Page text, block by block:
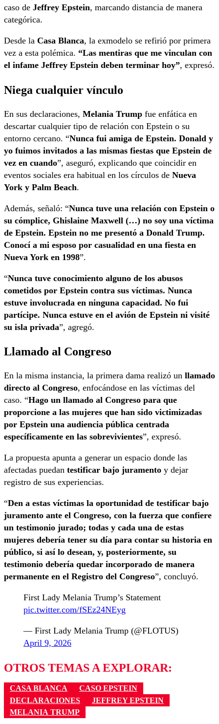
caso de Jeffrey Epstein, marcando distancia de manera
categórica.
Desde la Casa Blanca, la exmodelo se refirió por primera
vez a esta polémica. “Las mentiras que me vinculan con
el infame Jeffrey Epstein deben terminar hoy”, expresó.
Niega cualquier vínculo
En sus declaraciones, Melania Trump fue enfática en
descartar cualquier tipo de relación con Epstein o su
entorno cercano. “Nunca fui amiga de Epstein. Donald y
yo fuimos invitados a las mismas fiestas que Epstein de
vez en cuando”, aseguró, explicando que coincidir en
eventos sociales era habitual en los círculos de Nueva
York y Palm Beach.
Además, señaló: “Nunca tuve una relación con Epstein o
su cómplice, Ghislaine Maxwell (…) no soy una víctima
de Epstein. Epstein no me presentó a Donald Trump.
Conocí a mi esposo por casualidad en una fiesta en
Nueva York en 1998”.
“Nunca tuve conocimiento alguno de los abusos
cometidos por Epstein contra sus víctimas. Nunca
estuve involucrada en ninguna capacidad. No fui
partícipe. Nunca estuve en el avión de Epstein ni visité
su isla privada”, agregó.
Llamado al Congreso
En la misma instancia, la primera dama realizó un llamado
directo al Congreso, enfocándose en las víctimas del
caso. “Hago un llamado al Congreso para que
proporcione a las mujeres que han sido victimizadas
por Epstein una audiencia pública centrada
específicamente en las sobrevivientes”, expresó.
La propuesta apunta a generar un espacio donde las
afectadas puedan testificar bajo juramento y dejar
registro de sus experiencias.
“Den a estas víctimas la oportunidad de testificar bajo
juramento ante el Congreso, con la fuerza que confiere
un testimonio jurado; todas y cada una de estas
mujeres debería tener su día para contar su historia en
público, si así lo desean, y, posteriormente, su
testimonio debería quedar incorporado de manera
permanente en el Registro del Congreso”, concluyó.
First Lady Melania Trump’s Statement
pic.twitter.com/fSEz24NEyg
— First Lady Melania Trump (@FLOTUS)
April 9, 2026
OTROS TEMAS A EXPLORAR:
CASA BLANCA
CASO EPSTEIN
DECLARACIONES
JEFFREY EPSTEIN
MELANIA TRUMP